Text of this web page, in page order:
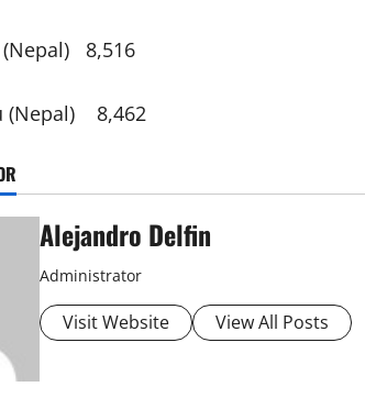
(Nepal) 8,516
(Nepal) 8,462
Alejandro Delfin
Administrator
Visit Website View All Posts